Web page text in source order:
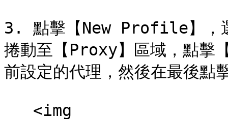
3. 點擊【New Profile】，
捲動至【Proxy】區域，點
前設定的代理，然後在最後